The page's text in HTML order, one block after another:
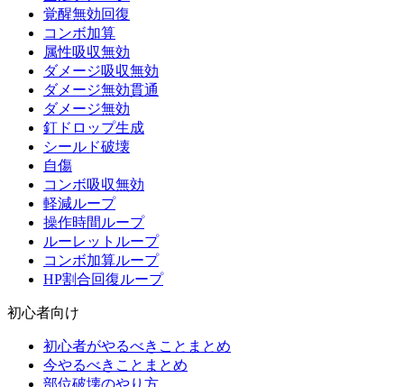
覚醒無効回復
コンボ加算
属性吸収無効
ダメージ吸収無効
ダメージ無効貫通
ダメージ無効
釘ドロップ生成
シールド破壊
自傷
コンボ吸収無効
軽減ループ
操作時間ループ
ルーレットループ
コンボ加算ループ
HP割合回復ループ
初心者向け
初心者がやるべきことまとめ
今やるべきことまとめ
部位破壊のやり方